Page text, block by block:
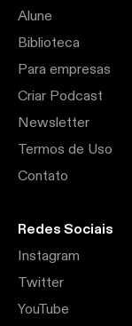
Alune
Biblioteca
Para empresas
Criar Podcast
Newsletter
Termos de Uso
Contato
Redes Sociais
Instagram
Twitter
YouTube